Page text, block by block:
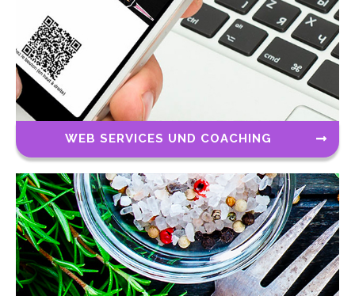
WEB SERVICES UND COACHING